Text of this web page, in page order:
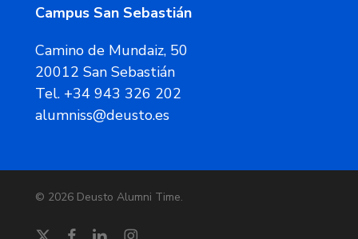
Campus San Sebastián
Camino de Mundaiz, 50
20012 San Sebastián
Tel. +34 943 326 202
alumniss@deusto.es
© 2026 Deusto Alumni Time.
twitterfacebooklinkedininstagram